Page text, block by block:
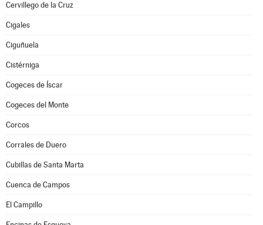
Cervillego de la Cruz
Cigales
Ciguñuela
Cistérniga
Cogeces de Íscar
Cogeces del Monte
Corcos
Corrales de Duero
Cubillas de Santa Marta
Cuenca de Campos
El Campillo